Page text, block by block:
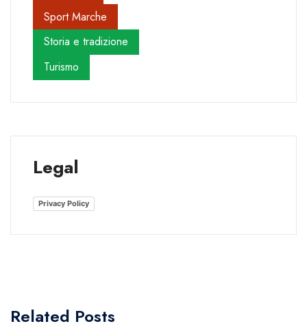
Sport Marche
Storia e tradizione
Turismo
Legal
Privacy Policy
Related Posts